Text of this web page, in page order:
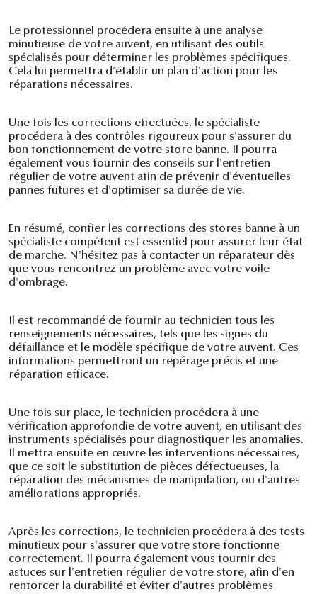
Le professionnel procédera ensuite à une analyse
minutieuse de votre auvent, en utilisant des outils
spécialisés pour déterminer les problèmes spécifiques.
Cela lui permettra d'établir un plan d'action pour les
réparations nécessaires.
Une fois les corrections effectuées, le spécialiste
procédera à des contrôles rigoureux pour s'assurer du
bon fonctionnement de votre store banne. Il pourra
également vous fournir des conseils sur l'entretien
régulier de votre auvent afin de prévenir d'éventuelles
pannes futures et d'optimiser sa durée de vie.
En résumé, confier les corrections des stores banne à un
spécialiste compétent est essentiel pour assurer leur état
de marche. N'hésitez pas à contacter un réparateur dès
que vous rencontrez un problème avec votre voile
d'ombrage.
Il est recommandé de fournir au technicien tous les
renseignements nécessaires, tels que les signes du
défaillance et le modèle spécifique de votre auvent. Ces
informations permettront un repérage précis et une
réparation efficace.
Une fois sur place, le technicien procédera à une
vérification approfondie de votre auvent, en utilisant des
instruments spécialisés pour diagnostiquer les anomalies.
Il mettra ensuite en œuvre les interventions nécessaires,
que ce soit le substitution de pièces défectueuses, la
réparation des mécanismes de manipulation, ou d'autres
améliorations appropriés.
Après les corrections, le technicien procédera à des tests
minutieux pour s'assurer que votre store fonctionne
correctement. Il pourra également vous fournir des
astuces sur l'entretien régulier de votre store, afin d'en
renforcer la durabilité et éviter d'autres problèmes